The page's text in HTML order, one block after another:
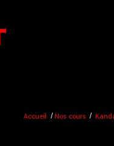
Accueil Nos cours